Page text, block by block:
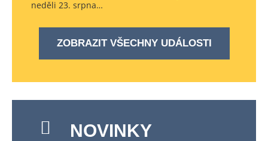
neděli 23. srpna…
ZOBRAZIT VŠECHNY UDÁLOSTI
NOVINKY